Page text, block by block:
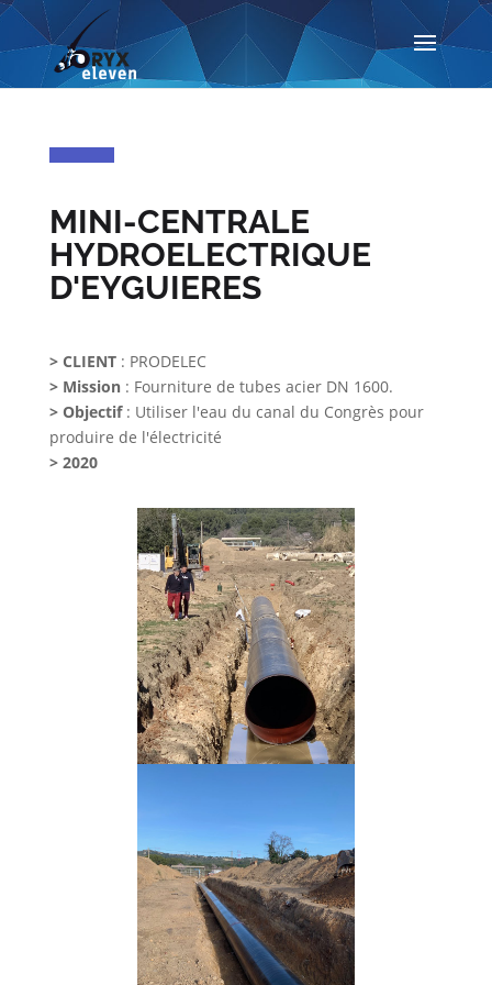
MINI-CENTRALE
HYDROELECTRIQUE
D'EYGUIERES
> CLIENT : PRODELEC
> Mission: Fourniture de tubes acier DN 1600.
> Objectif: Utiliser l'eau du canal du Congrès pour
produire de l'électricité
> 2020